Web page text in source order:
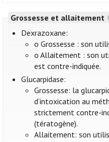
Grossesse et allaitement
Dexrazoxane:
o Grossesse : son
o Allaitement : son
est contre-indiquée.
Glucarpidase:
Grossesse: la
d’intoxication au
strictement contre-
(tératogène).
Allaitement: son